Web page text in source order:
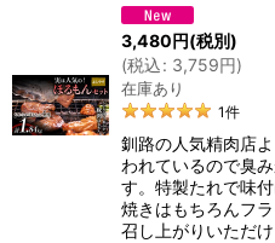
3,480円(税別)
(税込: 3,759円)
在庫あり
1件
釧路の人気精肉店
われているので臭
す。特製たれで味
焼きはもちろんフ
召し上がりいただ